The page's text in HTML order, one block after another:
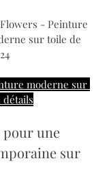
- Peinture
sur toile de
moderne sur
détails
une
sur